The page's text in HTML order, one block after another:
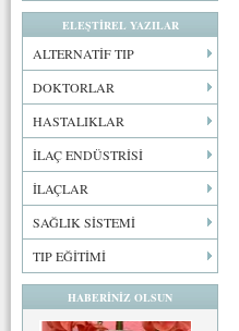
ELEŞTİREL YAZILAR
ALTERNATİF TIP
DOKTORLAR
HASTALIKLAR
İLAÇ ENDÜSTRİSİ
İLAÇLAR
SAĞLIK SİSTEMİ
TIP EĞİTİMİ
HABERİNİZ OLSUN